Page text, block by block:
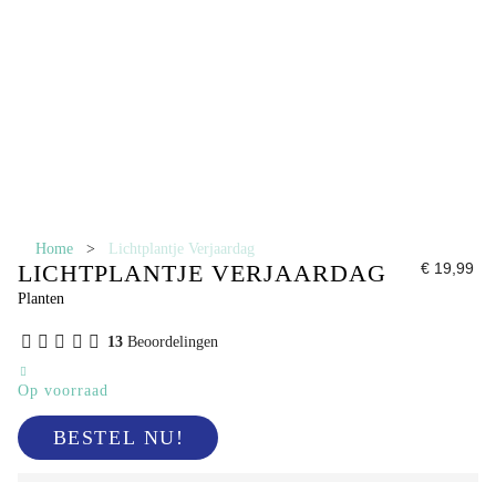
Home > Lichtplantje Verjaardag
LICHTPLANTJE VERJAARDAG
Planten
€ 19,99
13Beoordelingen
Op voorraad
BESTEL NU!